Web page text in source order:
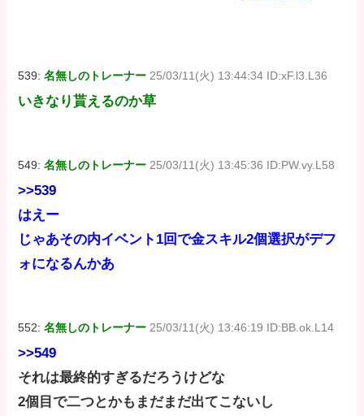
539:名無しのトレーナー 25/03/11(火) 13:44:34 ID:xF.l3.L36
いきなり貰えるのか草
549:名無しのトレーナー 25/03/11(火) 13:45:36 ID:PW.vy.L58
>>539
はえー
じゃあその内イベント1回で金スキル2個選択がデフ
ォになるんかあ
552:名無しのトレーナー 25/03/11(火) 13:46:19 ID:BB.ok.L14
>>549
それは最終的すぎるだろうけどな
2個目で二つとかもまだまだ出てこないし